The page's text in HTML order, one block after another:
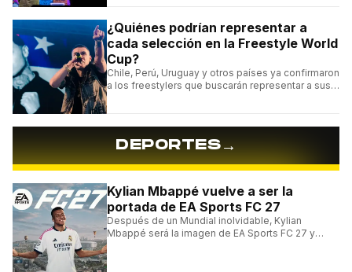
¿Quiénes podrían representar a
cada selección en la Freestyle World
Cup?
Chile, Perú, Uruguay y otros países ya confirmaron
a los freestylers que buscarán representar a sus
DEPORTES→
Kylian Mbappé vuelve a ser la
portada de EA Sports FC 27
Después de un Mundial inolvidable, Kylian
Mbappé será la imagen de EA Sports FC 27 y